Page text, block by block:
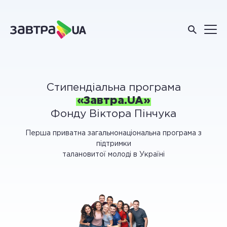
Стипендіальна програма
«Завтра.UA»
Фонду Віктора Пінчука
Перша приватна загальнонаціональна програма з
підтримки
талановитої молоді в Україні